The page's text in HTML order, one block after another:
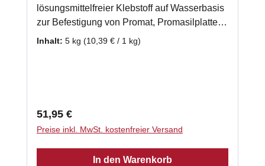
lösungsmittelfreier Klebstoff auf Wasserbasis
zur Befestigung von Promat, Promasilplatten
und Wärmedämmplatten. Auch zur
Abbindezeit: 8 h Laut Herstellerempfehlung
benötigen Sie ca. 2kg Promasilkleber je m²
Promasilplatte.
Inhalt: 5 kg (10,39 € / 1 kg)
Regulärer Preis:
51,95 €
Preise inkl. MwSt. kostenfreier Versand
In den Warenkorb